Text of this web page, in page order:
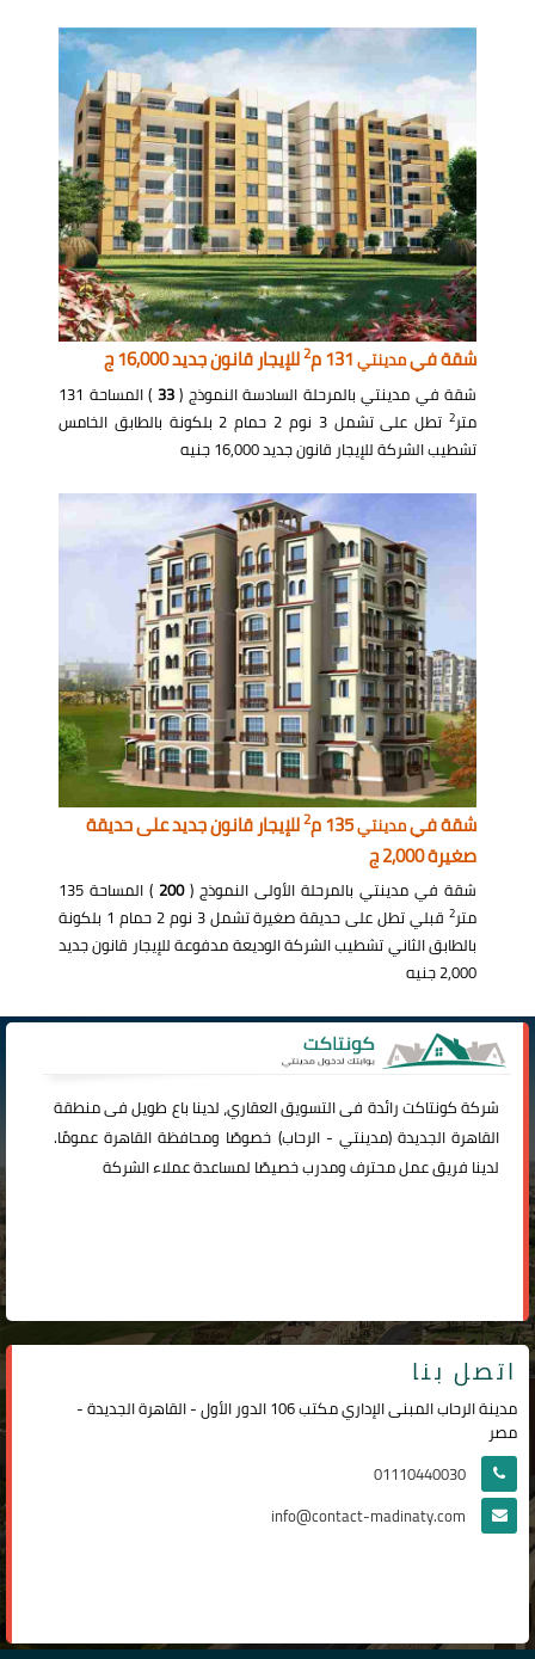
شقة فيمدينتي 2للإيجار قانون جديد 16,000 ج
شقة في مدينتي بالمرحلة السادسة النموذج (33
) المساحة 131
متر2
تطل على تشمل 3 نوم 2 حمام 2 بلكونة بالطابق الخامس
تشطيب الشركة للإيجار قانون جديد 16,000 جنيه
شقة فيمدينتي135 م 2للإيجار قانون جديد على حديقة
صغيرة 2,000 ج
شقة في مدينتي بالمرحلة الأولى النموذج (200
) المساحة 135
متر2
قبلي تطل على حديقة صغيرة تشمل 3 نوم 2 حمام 1 بلكونة
بالطابق الثاني تشطيب الشركة الوديعة مدفوعة للإيجار قانون جديد
2,000 جنيه
شركةكونتاكترائدة فى التسويق العقاري، لدينا باع طويل فى منطقة
القاهرة الجديدة (مدينتي -الرحاب) خصوصًا ومحافظة القاهرة عمومًا.
لدينا فريق عمل محترف ومدرب خصيصًا لمساعدة عملاء الشركة
اتصل بنا
مدينة الرحاب المبنى الإداري مكتب 106 الدور الأول - القاهرة الجديدة -
مصر
01110440030
info@contact-madinaty.com